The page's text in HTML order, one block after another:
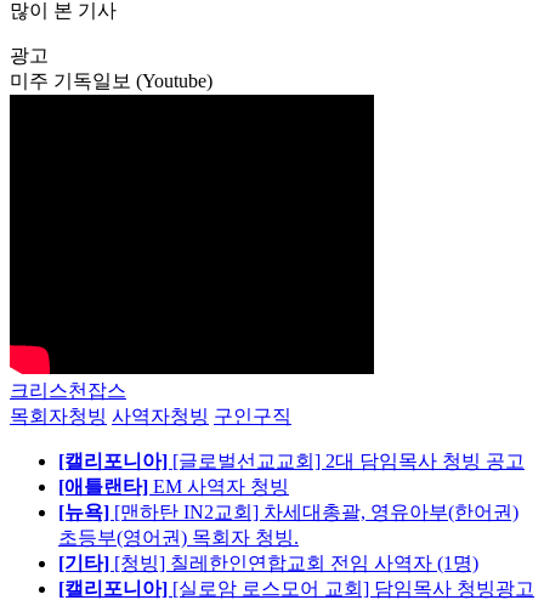
많이 본 기사
광고
미주 기독일보 (Youtube)
크리스천잡스
목회자청빙 사역자청빙 구인구직
[캘리포니아] [글로벌선교교회] 2대 담임목사 청빙 공고
[애틀랜타] EM 사역자 청빙
[뉴욕] [맨하탄 IN2교회] 차세대총괄, 영유아부(한어권)
초등부(영어권) 목회자 청빙.
[기타] [청빙] 칠레한인연합교회 전임 사역자 (1명)
[캘리포니아] [실로암 로스모어 교회] 담임목사 청빙광고